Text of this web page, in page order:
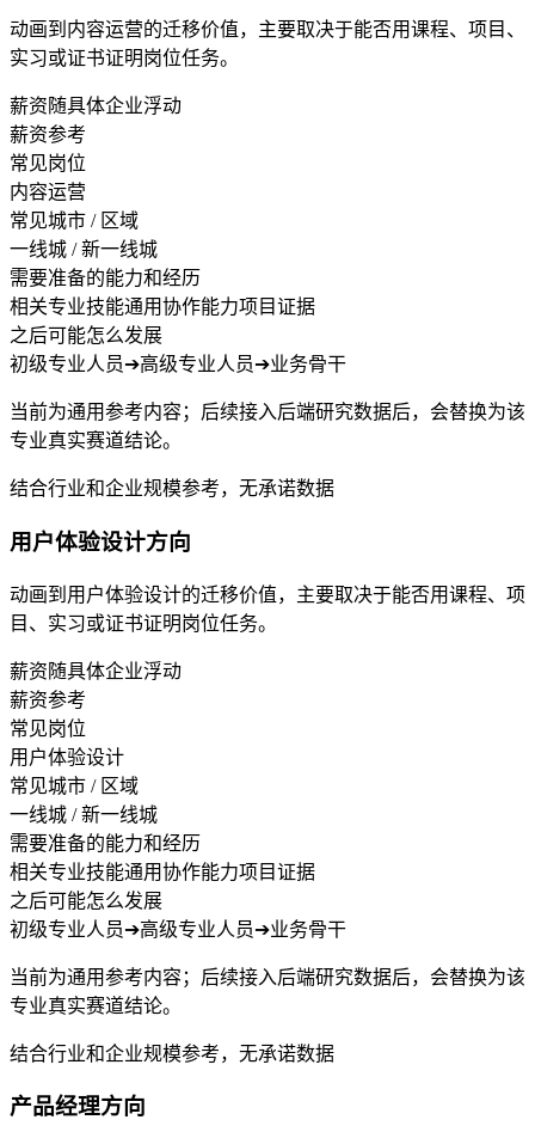
动画到内容运营的迁移价值，主要取决于能否用课程、项目、
实习或证书证明岗位任务。
薪资随具体企业浮动
薪资参考
常见岗位
内容运营
常见城市 / 区域
一线城 / 新一线城
需要准备的能力和经历
相关专业技能通用协作能力项目证据
之后可能怎么发展
初级专业人员➔高级专业人员➔业务骨干
当前为通用参考内容；后续接入后端研究数据后，会替换为该
专业真实赛道结论。
结合行业和企业规模参考，无承诺数据
用户体验设计方向
动画到用户体验设计的迁移价值，主要取决于能否用课程、项
目、实习或证书证明岗位任务。
薪资随具体企业浮动
薪资参考
常见岗位
用户体验设计
常见城市 / 区域
一线城 / 新一线城
需要准备的能力和经历
相关专业技能通用协作能力项目证据
之后可能怎么发展
初级专业人员➔高级专业人员➔业务骨干
当前为通用参考内容；后续接入后端研究数据后，会替换为该
专业真实赛道结论。
结合行业和企业规模参考，无承诺数据
产品经理方向